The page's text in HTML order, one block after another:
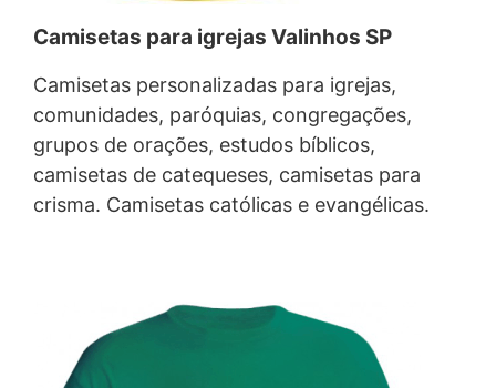
Camisetas para igrejas Valinhos SP
Camisetas personalizadas para igrejas,
comunidades, paróquias, congregações,
grupos de orações, estudos bíblicos,
camisetas de catequeses, camisetas para
crisma. Camisetas católicas e evangélicas.